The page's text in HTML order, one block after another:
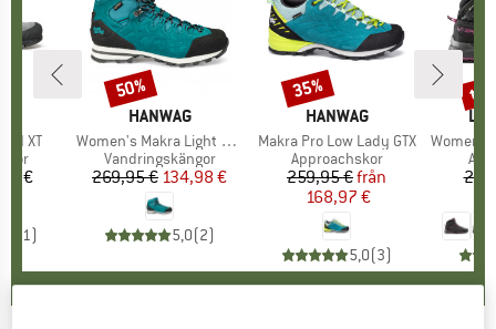
XT
€
1)
VARUMÄRKE
HANWAG
Produkter
Women's Makra Light GTX
Produktgrupp
Vandringskängor
Pris
269,95 € Reducerat pris
134,98 €
5,0(2)
Rabatt
50%
VARUMÄRKE
HANWAG
Produkter
Makra Pro Low Lady GTX
Produktgrupp
Approachskor
Pris
259,95 €Reducerat pris
från
168,97 €
5,0(3)
Rabatt
35%
LA
Produkter
Women's
till